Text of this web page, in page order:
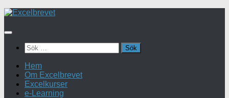
Under
Sök
efter:
Hem
Om Excelbrevet
Excelkurser
e-Learning